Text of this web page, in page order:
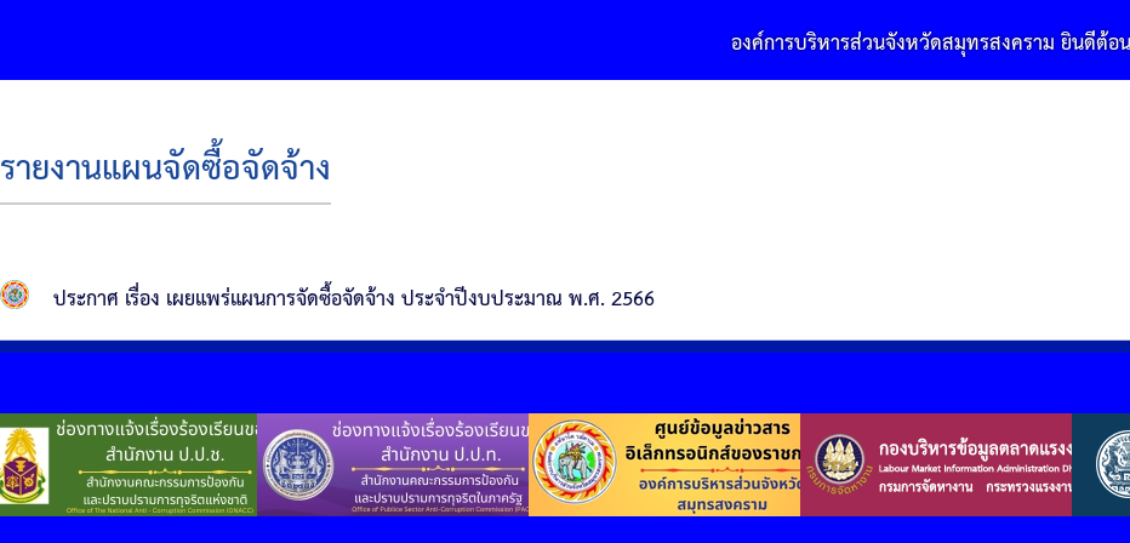
องค์การบริหารส่วนจังหวัดสมุทรสงคราม ยินดีต้อนรับ
รายงานแผนจัดซื้อจัดจ้าง
ประกาศ เรื่อง เผยแพร่แผนการจัดซื้อจัดจ้าง ประจำปีงบประมาณ พ.ศ. 2566